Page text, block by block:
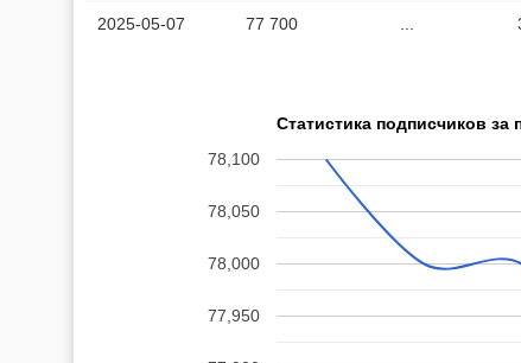
2025-05-07 77 700
Статистика подписчиков за
77,950
78,000
78,050
78,100